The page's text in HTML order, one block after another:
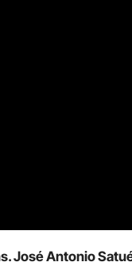
José Antonio